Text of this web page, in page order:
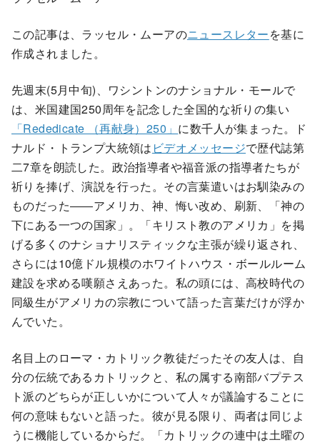
この記事は、ラッセル・ムーアのニュースレターを基に
作成されました。
先週末(5月中旬)、ワシントンのナショナル・モールで
は、米国建国250周年を記念した全国的な祈りの集い
「Rededicate （再献身）250」 に数千人が集まった。ド
ナルド・トランプ大統領は ビデオメッセージで歴代誌第
二7章を朗読した。政治指導者や福音派の指導者たちが
祈りを捧げ、演説を行った。その言葉遣いはお馴染みの
ものだった――アメリカ、神、悔い改め、刷新、「神の
下にある一つの国家」。「キリスト教のアメリカ」を掲
げる多くのナショナリスティックな主張が繰り返され、
さらには10億ドル規模のホワイトハウス・ボールルーム
建設を求める嘆願さえあった。私の頭には、高校時代の
同級生がアメリカの宗教について語った言葉だけが浮か
んでいた。
名目上のローマ・カトリック教徒だったその友人は、自
分の伝統であるカトリックと、私の属する南部バプテス
ト派のどちらが正しいかについて人々が議論することに
何の意味もないと語った。彼が見る限り、両者は同じよ
うに機能しているからだ。「カトリックの連中は土曜の